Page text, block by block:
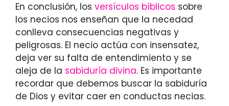
En conclusión, los versículos bíblicos sobre
los necios nos enseñan que la necedad
conlleva consecuencias negativas y
peligrosas. El necio actúa con insensatez,
deja ver su falta de entendimiento y se
aleja de la sabiduría divina. Es importante
recordar que debemos buscar la sabiduría
de Dios y evitar caer en conductas necias.